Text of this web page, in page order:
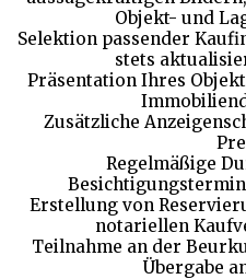
Objekt- und
Selektion passender
stets
Präsentation Ihres
Zusätzliche
Regelmäßige
Erstellung von
notariellen
Teilnahme an der
Übergabe